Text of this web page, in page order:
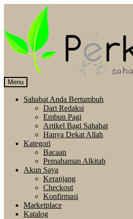
navigation
Menu
Sahabat Anda Bertumbuh
Dari Redaksi
Embun Pagi
Artikel Bagi Sahabat
Hanya Dekat Allah
Kategori
Bacaan
Pemahaman Alkitab
Akun Saya
Keranjang
Checkout
Konfirmasi
Marketplace
Katalog